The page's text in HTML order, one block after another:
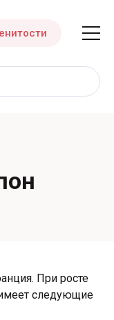
При росте
следующие